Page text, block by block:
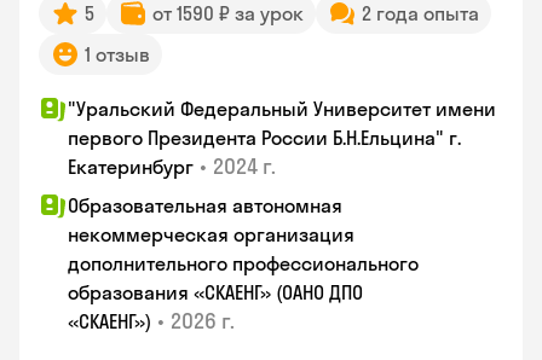
5 от 1590 ₽ за урок
2 года опыта
1 отзыв
"Уральский Федеральный Университет имени
первого Президента России Б.Н.Ельцина" г.
Екатеринбург • 2024 г.
Образовательная автономная
некоммерческая организация
дополнительного профессионального
образования «СКАЕНГ» (ОАНО ДПО
«СКАЕНГ») • 2026 г.